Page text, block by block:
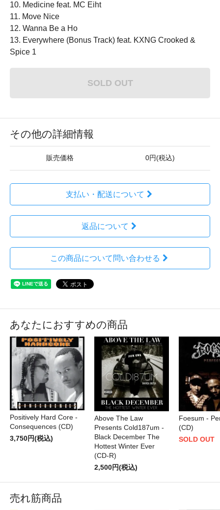
10. Medicine feat. MC Eiht
11. Move Nice
12. Wanna Be a Ho
13. Everywhere (Bonus Track) feat. KXNG Crooked &
Spice 1
SOLD OUT
その他の詳細情報
販売価格 0円(税込)
支払い・配送について
返品について
この商品について問い合わせる
あなたにおすすめの商品
Positively Hard Core -
Consequences (CD)
3,750円(税込)
Above The Law
Presents Cold187um -
Black December The
Hottest Winter Ever
(CD-R)
2,500円(税込)
Foesum -
(CD)
SOLD OUT
売れ筋商品